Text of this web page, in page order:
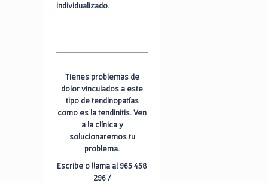
individualizado.
Tienes problemas de
dolor vinculados a este
tipo de tendinopatías
como es la tendinitis. Ven
a la clínica y
solucionaremos tu
problema.
Escribe o llama al 965 458
296 /